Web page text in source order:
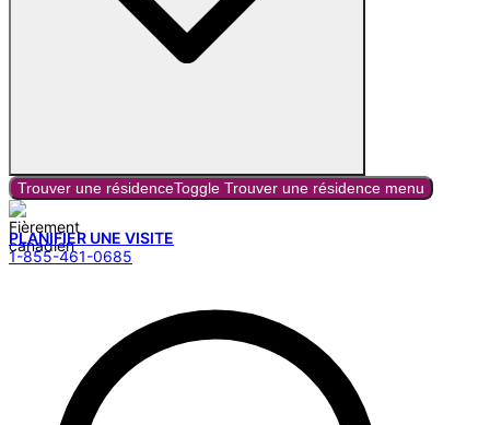
Trouver une résidenceToggle Trouver une résidence menu
PLANIFIER UNE VISITE
1-855-461-0685